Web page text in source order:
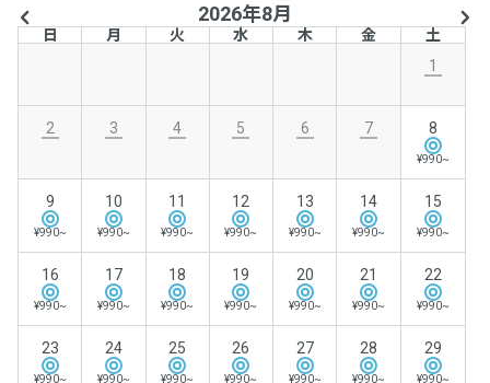
2026年8月
日 月 火 水 木 金
土
1
2 3 4 5 6 7 8
¥990~
9
¥990~
10
¥990~
11
¥990~
12
¥990~
13
¥990~
14
¥990~
15
¥990~
16
¥990~
17
¥990~
18
¥990~
19
¥990~
20
¥990~
21
¥990~
22
¥990~
23
¥990~
24
¥990~
25
¥990~
26
¥990~
27
¥990~
28
¥990~
29
¥990~